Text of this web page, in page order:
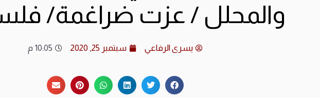
والمحلل / عزت ضراغمة/
يسرى الرفاعي سبتمبر 25, 2020 10:05 م